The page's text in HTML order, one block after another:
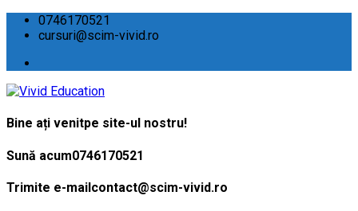
0746170521
cursuri@scim-vivid.ro
Bine ați venitpe site-ul nostru!
Sună acum0746170521
Trimite e-mailcontact@scim-vivid.ro